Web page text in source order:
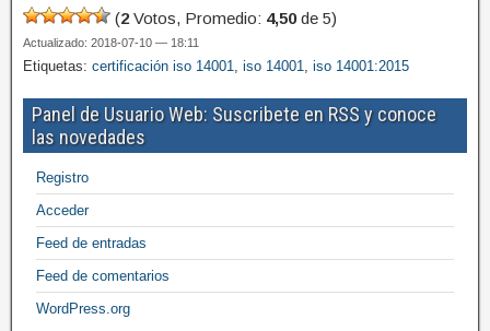
(2 Votos, Promedio: 4,50de 5)
Actualizado: 2018-07-10 — 18:11
Etiquetas: certificación iso 14001, iso 14001, iso 14001:2015
Panel de Usuario Web: Suscribete en RSS y conoce
las novedades
Registro
Acceder
Feed de entradas
Feed de comentarios
WordPress.org